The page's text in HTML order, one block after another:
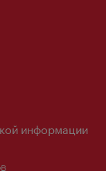
информации